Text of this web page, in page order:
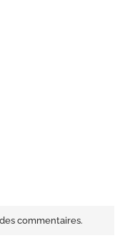
commentaires.